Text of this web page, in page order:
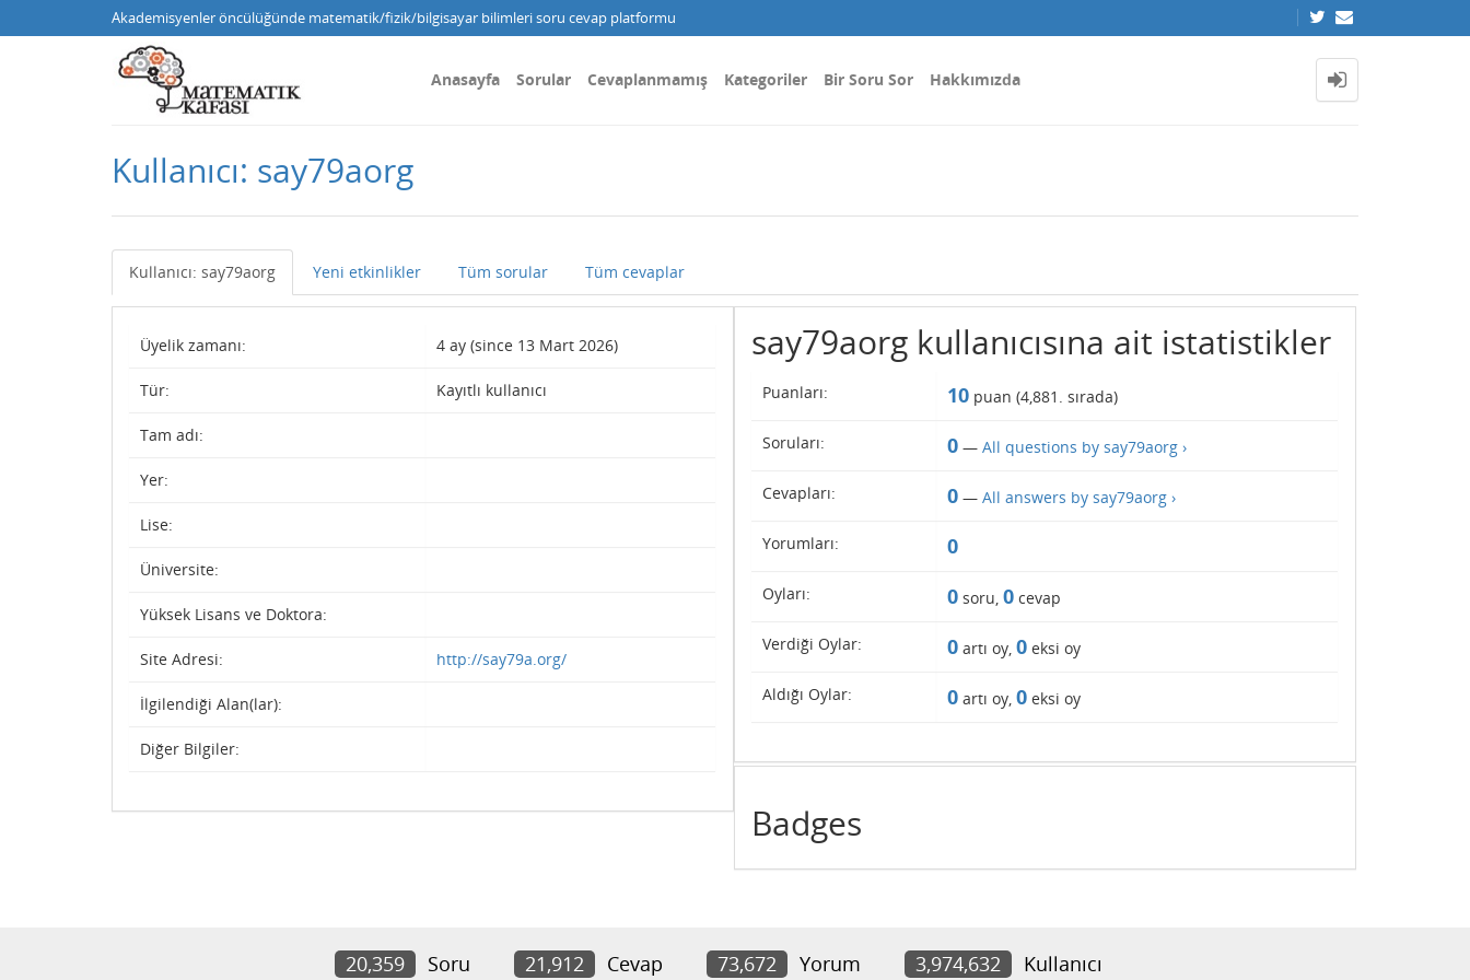
Akademisyenler öncülüğünde matematik/fizik/bilgisayar bilimleri soru cevap platformu
Anasayfa Sorular Cevaplanmamış Kategoriler Bir Soru Sor Hakkımızda
Kullanıcı: say79aorg
Kullanıcı: say79aorg Yeni etkinlikler Tüm sorular Tüm cevaplar
Üyelik zamanı: 4 ay (since 13 Mart 2026)
Tür: Kayıtlı kullanıcı
Tam adı:
Yer:
Lise:
Üniversite:
Yüksek Lisans ve Doktora:
Site Adresi: http://say79a.org/
İlgilendiği Alan(lar):
Diğer Bilgiler:
say79aorg kullanıcısına ait istatistikler
Puanları: 10puan (4,881 . sırada)
Soruları: 0— All questions by say79aorg ›
Cevapları: 0— All answers by say79aorg ›
Yorumları: 0
Oyları: 0soru, 0cevap
Verdiği Oylar: 0artı oy, 0eksi oy
Aldığı Oylar: 0artı oy, 0eksi oy
Badges
20,359 Soru 21,912 Cevap 73,672 Yorum 3,974,632 Kullanıcı